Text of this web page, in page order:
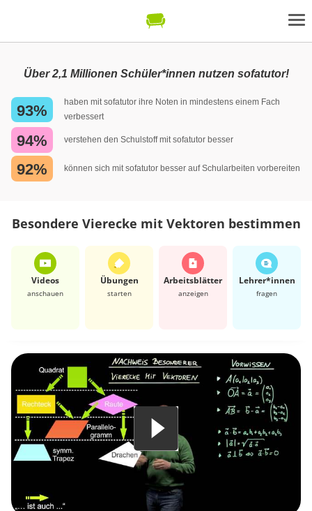
Über 2,1 Millionen Schüler*innen nutzen sofatutor!
93%
haben mit sofatutor ihre Noten in mindestens einem Fach
verbessert
94% verstehen den Schulstoff mit sofatutor besser
92% können sich mit sofatutor besser auf Schularbeiten vorbereiten
Besondere Vierecke mit Vektoren bestimmen
Videos
anschauen
Übungen
starten
Arbeits­blätter
anzeigen
Lehrer*​innen
fragen